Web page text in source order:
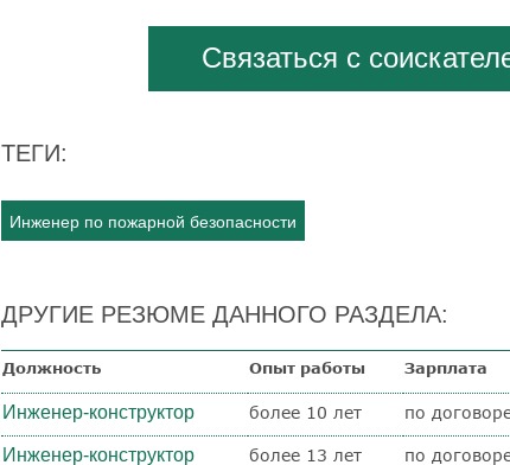
Связаться с
ТЕГИ:
Инженер по пожарной безопасности
ДРУГИЕ РЕЗЮМЕ ДАННОГО РАЗДЕЛА:
Должность Опыт работы Зарплата
Инженер-конструктор более 10 лет по
Инженер-конструктор более 13 лет по